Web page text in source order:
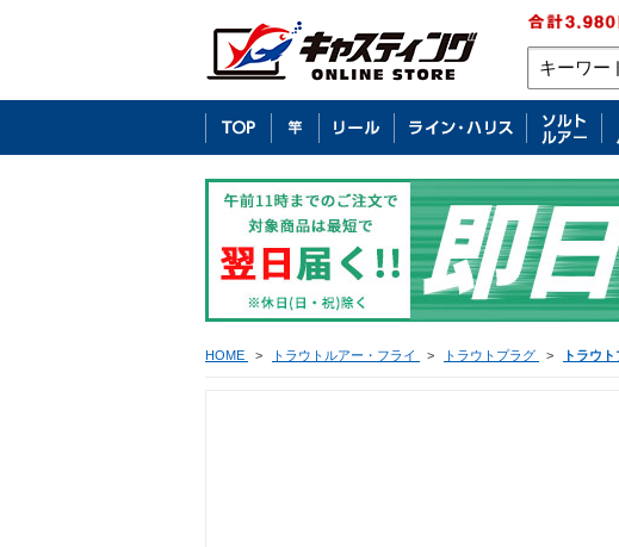
HOME > トラウトルアー・フライ > トラウトプラグ > トラウ